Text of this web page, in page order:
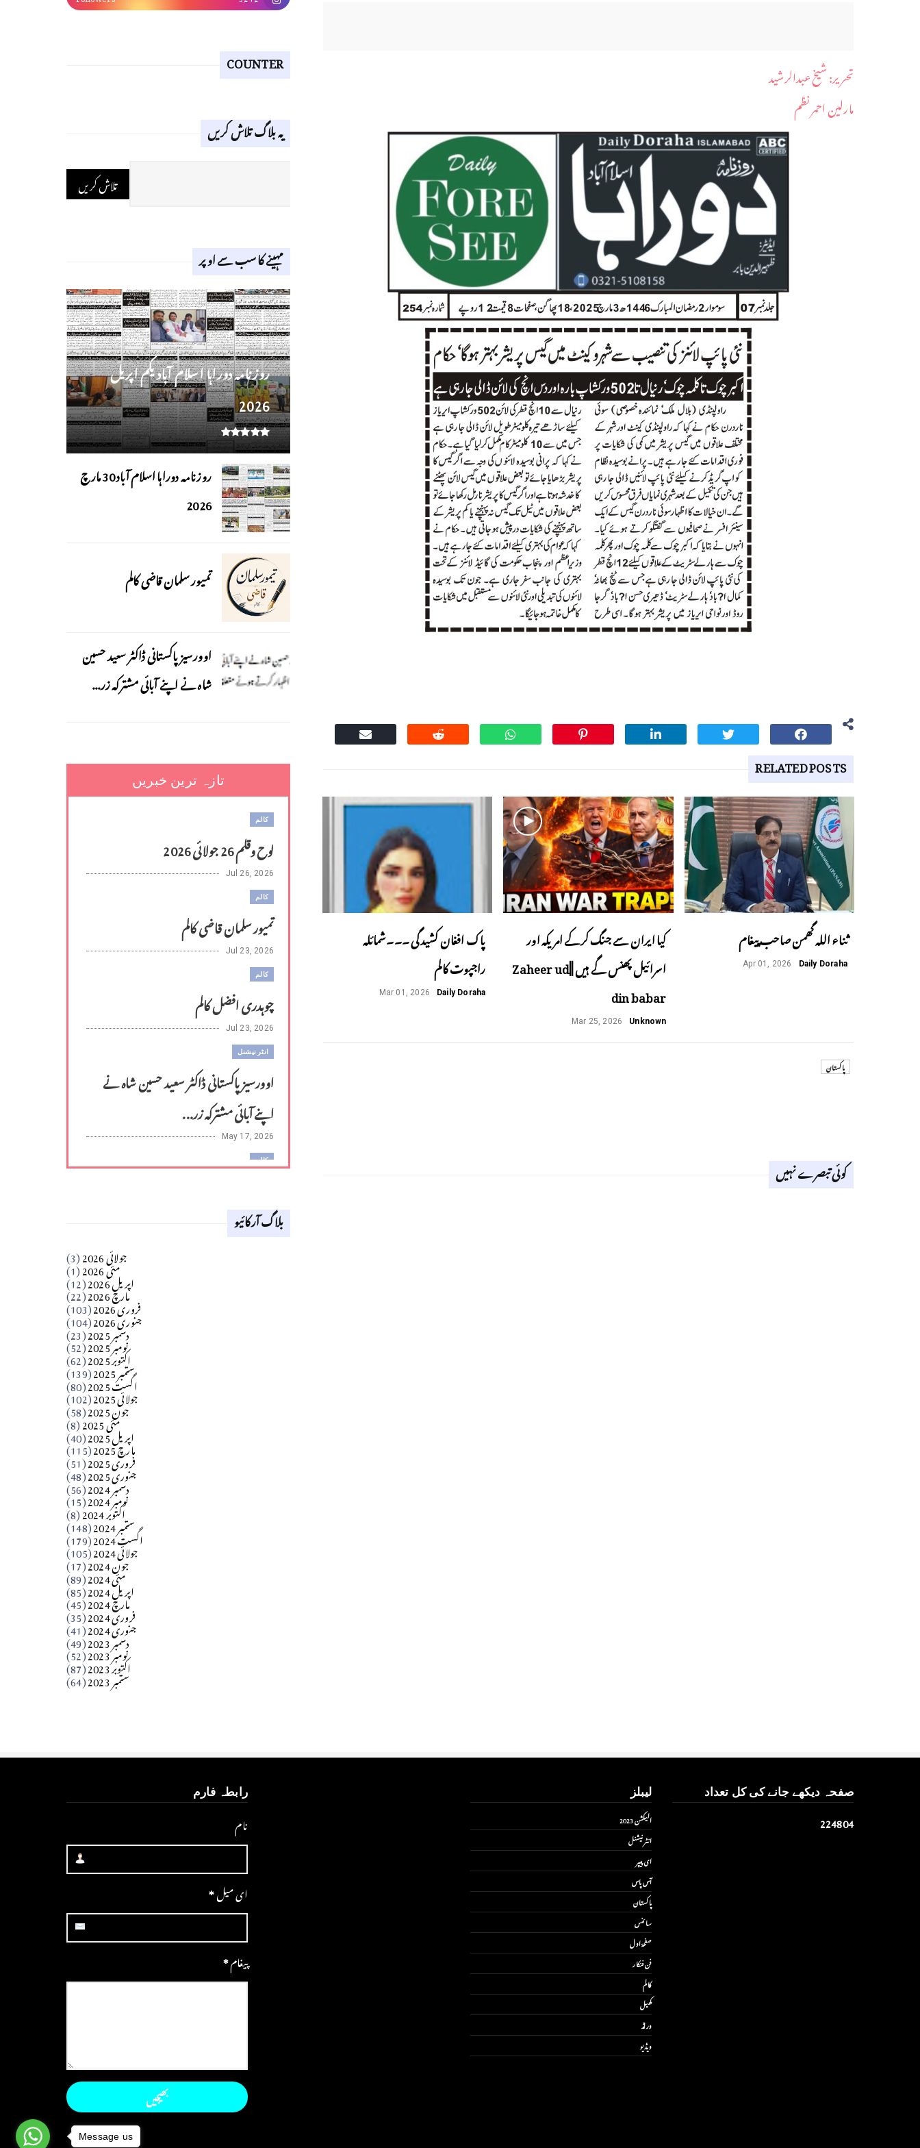
​تحریر: شیخ عبدالرشید
مارلین احمر نظم
RELATED POSTS
ثناء اللہ گھمن صاحب پیغام
Daily Doraha
Apr 01, 2026
کیا ایران سے جنگ کرکے امریکہ اور
اسرائیل پھنس گے ہیں ||Zaheer ud
din babar
Unknown
Mar 25, 2026
پاک افغان کشیدگی ۔۔۔شمائلہ
راجپوت کالم
Daily Doraha
Mar 01, 2026
پاکستان
کوئی تبصرے نہیں
COUNTER
یہ بلاگ تلاش کریں
مہینے کا سب سے اوپر
روز نامہ دوراہا اسلام آباد یکم اپریل
2026
روزنامہ دوراہا اسلام آباد 30 مارچ
2026
تمیور سلمان قاضی کالم
اوورسیز پاکستانی ڈاکٹر سعید حسین
شاہ نے اپنے آبائی مشترکہ زر...
تازہ ترین خبریں
کالم
لوح وقلم 26 جولائی 2026
Jul 26, 2026
کالم
تمیور سلمان قاضی کالم
Jul 23, 2026
کالم
چوہدری افضل کالم
Jul 23, 2026
انٹر نیشنل
اوورسیز پاکستانی ڈاکٹر سعید حسین شاہ نے
اپنے آبائی مشترکہ زر...
May 17, 2026
کالم
Apr 18, 2026
آزاد کشمیر جیسے احتجاج کی ضرورت ہے؟
​تحریر: عاصم نواز طاہرخیلی (غازی/ہری پور)
بلاگ آرکائیو
جولائی 2026 (3) مئی 2026 (1) اپریل 2026 (12) مارچ 2026 (22) فروری 2026 (103) جنوری 2026 (104) دسمبر 2025 (23) نومبر 2025 (52) اکتوبر 2025 (62) ستمبر 2025 (139) اگست 2025 (80) جولائی 2025 (102) جون 2025 (58) مئی 2025 (8) اپریل 2025 (40) مارچ 2025 (115) فروری 2025 (51) جنوری 2025 (48) دسمبر 2024 (56) نومبر 2024 (15) اکتوبر 2024 (8) ستمبر 2024 (148) اگست 2024 (179) جولائی 2024 (105) جون 2024 (17) مئی 2024 (89) اپریل 2024 (85) مارچ 2024 (45) فروری 2024 (35) جنوری 2024 (41) دسمبر 2023 (49) نومبر 2023 (52) اکتوبر 2023 (87) ستمبر 2023 (64)
صفحہ دیکھے جانے کی کل تعداد
224804
لیبلز
الیکشن 2023
انٹر نیشنل
ای پیپر
آس پاس
پاکستان
سائنس
صفحۂ اول
فن فنکار
کالم
کھیل
ورلڈ
ویڈیو
رابطہ فارم
نام
ای میل*
پیغام*
Message us